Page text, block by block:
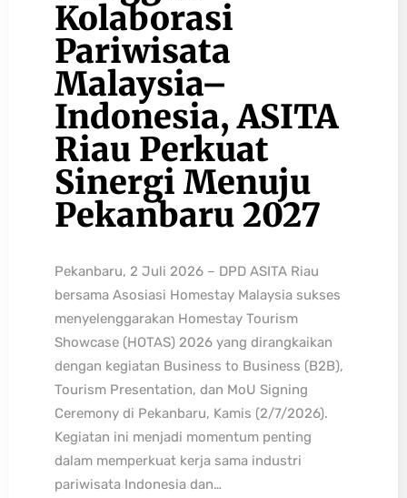
Kolaborasi
Pariwisata
Malaysia–
Indonesia, ASITA
Riau Perkuat
Sinergi Menuju
Pekanbaru 2027
Pekanbaru, 2 Juli 2026 – DPD ASITA Riau
bersama Asosiasi Homestay Malaysia sukses
menyelenggarakan Homestay Tourism
Showcase (HOTAS) 2026 yang dirangkaikan
dengan kegiatan Business to Business (B2B),
Tourism Presentation, dan MoU Signing
Ceremony di Pekanbaru, Kamis (2/7/2026).
Kegiatan ini menjadi momentum penting
dalam memperkuat kerja sama industri
pariwisata Indonesia dan…